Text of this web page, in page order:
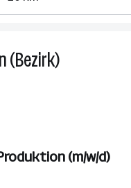
(Bezirk)247
(m/w/d)